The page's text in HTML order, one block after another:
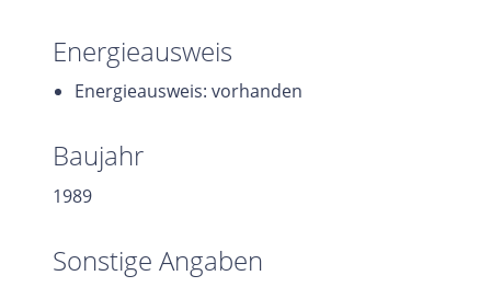
Energieausweis
Energieausweis: vorhanden
Baujahr
1989
Sonstige Angaben